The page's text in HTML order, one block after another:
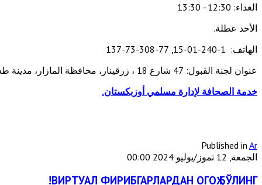
الغداء: 12:30 - 13:30
الأحد عطلة.
الهاتف: 1-240-01-15, 77-308-73-137
عنوان لجنة القبول: 47 شارع 18 ، زرقينار، محافظة المازار، مدينة طشقند.
خدمة الصحافة لإدارة مسلمي أوزبكستان.
Published in Ar
الجمعة, 12 تموز/يوليو 2024 00:00
ВИРТУАЛ ФИРИБГАРЛАРДАН ОГОҲ БЎЛИНГ!